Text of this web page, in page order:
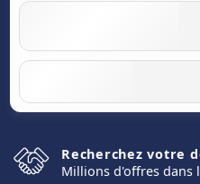
Recherchez votre
Millions d'offres dans